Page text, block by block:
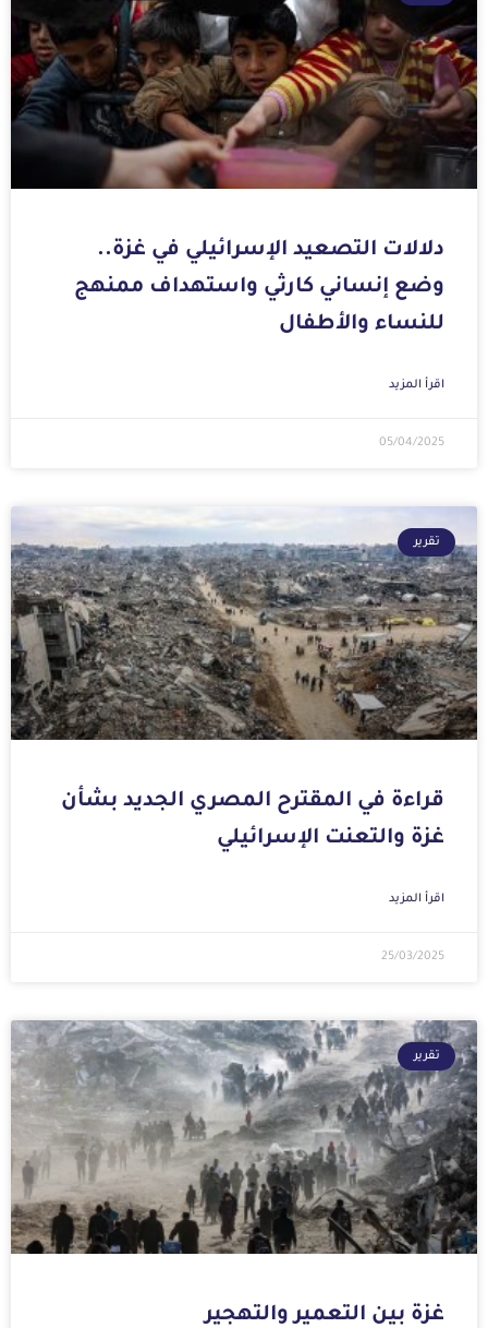
دلالات التصعيد الإسرائيلي في غزة..
وضع إنساني كارثي واستهداف ممنهج
للنساء والأطفال
اقرأ المزيد
05/04/2025
تقرير
قراءة في المقترح المصري الجديد بشأن
غزة والتعنت الإسرائيلي
اقرأ المزيد
25/03/2025
تقرير
غزة بين التعمير والتهجير